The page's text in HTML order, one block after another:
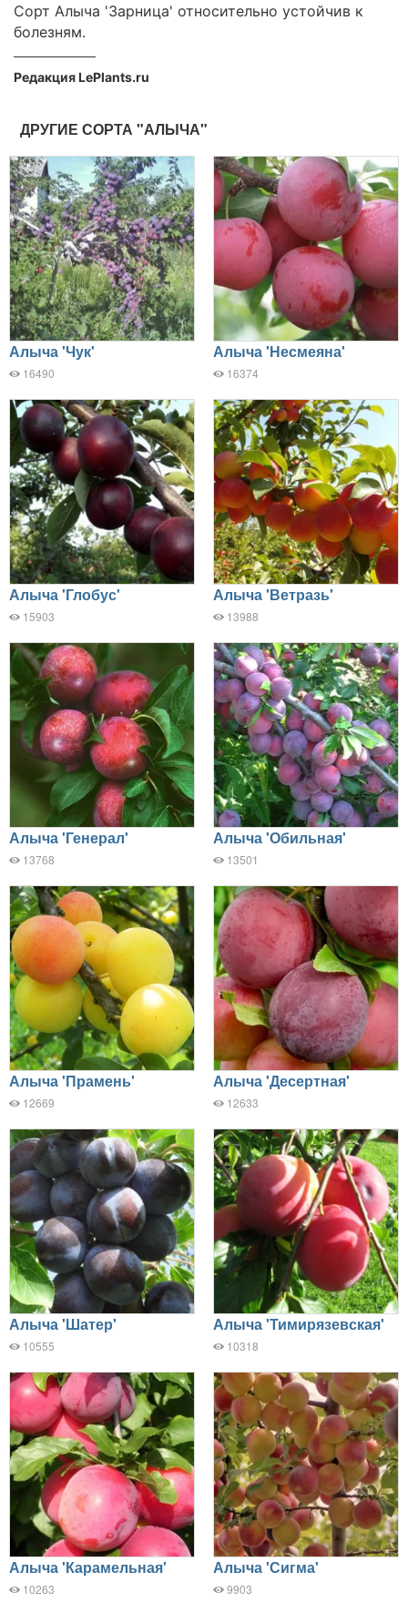
Сорт Алыча 'Зарница' относительно устойчив к
болезням.
Редакция LePlants.ru
ДРУГИЕ СОРТА "АЛЫЧА"
Алыча 'Чук'
16490
Алыча 'Несмеяна'
16374
Алыча 'Глобус'
15903
Алыча 'Ветразь'
13988
Алыча 'Генерал'
13768
Алыча 'Обильная'
13501
Алыча 'Прамень'
12669
Алыча 'Десертная'
12633
Алыча 'Шатер'
10555
Алыча 'Тимирязевская'
10318
Алыча 'Карамельная'
10263
Алыча 'Сигма'
9903